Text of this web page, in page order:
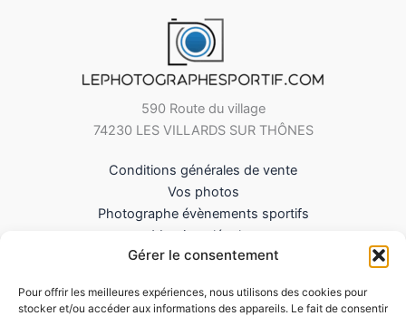
Gérer le consentement
Pour offrir les meilleures expériences, nous utilisons des cookies pour
stocker et/ou accéder aux informations des appareils. Le fait de consentir
590 Route du village
74230 LES VILLARDS SUR THÔNES
Conditions générales de vente
Vos photos
Photographe évènements sportifs
Mentions légales
Mes Téléchargements
Politique de cookies (UE)